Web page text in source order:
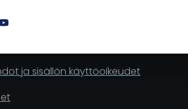
ja sisällön käyttöoikeudet